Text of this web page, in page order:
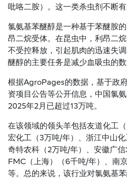
吡咯二胺）。这一类杀虫剂不断有
氯氨基苯醚醇是一种基于苯醚胺
昂二烷受体。在昆虫中，利昂二
不受控释放，引起肌肉的迅速失
醚醇的主要任务是减少血吸虫的数
根据AgroPages的数据，基于政
资项目公告等公开信息，中国氯
2025年2月已超过13万吨。
在该领域的领头羊包括友道化工
宏化工（3万吨/年）、浙江中山
奇特农科（2万吨/年）、安徽广信
FMC（上海）（6千吨/年）、南
等。总的来说，该行业对氯氨基